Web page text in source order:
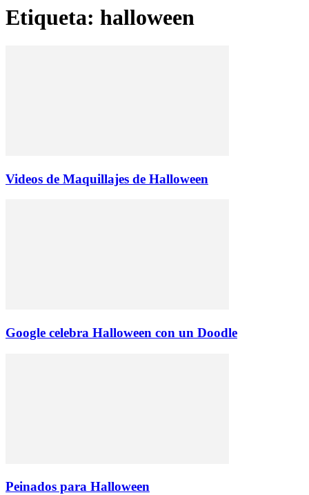
Etiqueta: halloween
Videos de Maquillajes de Halloween
Google celebra Halloween con un Doodle
Peinados para Halloween